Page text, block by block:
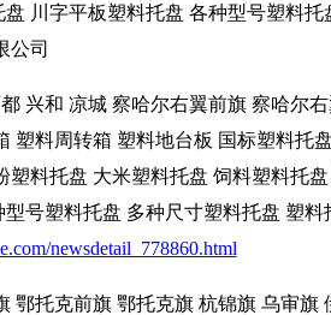
川字平板塑料托盘 各种型号塑料
公司
兴和 凉城 察哈尔右翼前旗 察哈尔
塑料周转箱 塑料地台板 国标塑料托
料托盘 大米塑料托盘 饲料塑料托
号塑料托盘 多种尺寸塑料托盘 塑
newsdetail_778860.html
鄂托克前旗 鄂托克旗 杭锦旗 乌审